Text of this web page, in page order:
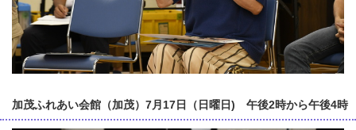
加茂ふれあい会館（加茂）7月17日（日曜日) 午後2時から午後4時